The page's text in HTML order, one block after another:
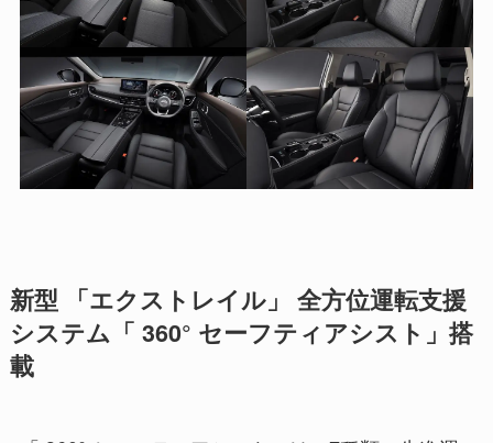
新型 「エクストレイル」 全方位運転支援
システム「 360° セーフティアシスト」搭
載